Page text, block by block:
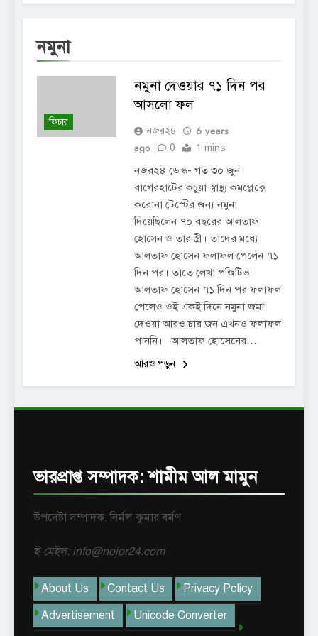
নমুনা
ফিচার
নমুনা দেওয়ার ৭১ দিন পর
আসলো ফল
নজর২৪
6 years
ago
0 1 mins
নজর২৪ ডেস্ক- গত ৩০ জুন
বাগেরহাটের কচুয়া স্বাস্থ্য কমপ্লেক্সে
করোনা টেস্টের জন্য নমুনা
দিয়েছিলেন ৭০ বছরের আলতাফ
হোসেন ও তার স্ত্রী। তাদের মধ্যে
আলতাফ হোসেন ফলাফল পেলেন ৭১
দিন পর। তাতে লেখা পজিটিভ।
আলতাফ হোসেন ৭১ দিন পর ফলাফল
পেলেও ওই একই দিনে নমুনা জমা
দেওয়া আরও চার জন এখনও ফলাফল
পাননি। আলতাফ হোসেনের…
আরও পড়ুন
ভারপ্রাপ্ত সম্পাদক: শামীম আল মামুন
উপদেষ্টা সম্পাদক: নির্মল কুমার বর্মণ
ই-মেইল: info@nojor24.com
About Us Contact Us
Privacy Policy
Advertisement
Unicode Converter